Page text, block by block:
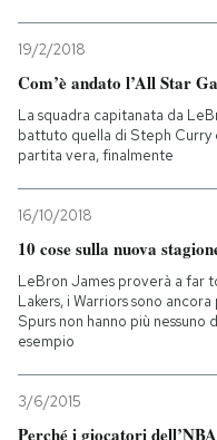
19/2/2018
Com’è andato l’All Star
La squadra capitanata da
battuto quella di Steph Curry
partita vera, finalmente
16/10/2018
10 cose sulla nuova
LeBron James proverà a far
Lakers, i Warriors sono
Spurs non hanno più nessuno
esempio
3/6/2015
Perché i giocatori